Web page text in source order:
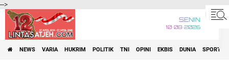
-->
SENIN
10•08•2026
NEWS VARIA HUKRIM POLITIK TNI OPINI EKBIS DUNIA SPORT